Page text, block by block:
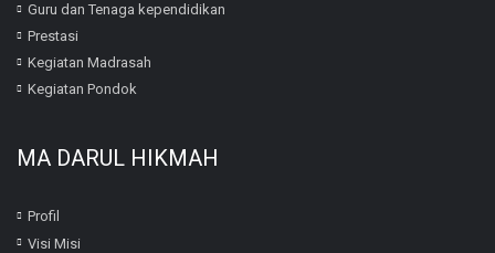
Guru dan Tenaga kependidikan
Prestasi
Kegiatan Madrasah
Kegiatan Pondok
MA DARUL HIKMAH
Profil
Visi Misi